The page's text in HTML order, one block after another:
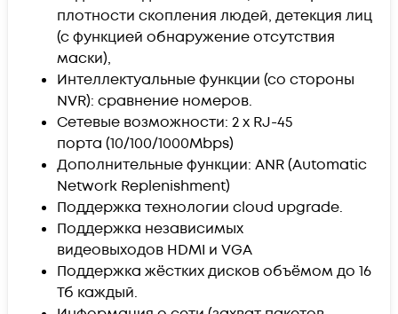
плотности скопления людей, детекция лиц
(с функцией обнаружение отсутствия
маски),
Интеллектуальные функции (со стороны
NVR): сравнение номеров.
Сетевые возможности: 2 x RJ-45
порта (10/100/1000Mbps)
Дополнительные функции: ANR (Automatic
Network Replenishment)
Поддержка технологии cloud upgrade.
Поддержка независимых
видеовыходов HDMI и VGA
Поддержка жёстких дисков объёмом до 16
Тб каждый.